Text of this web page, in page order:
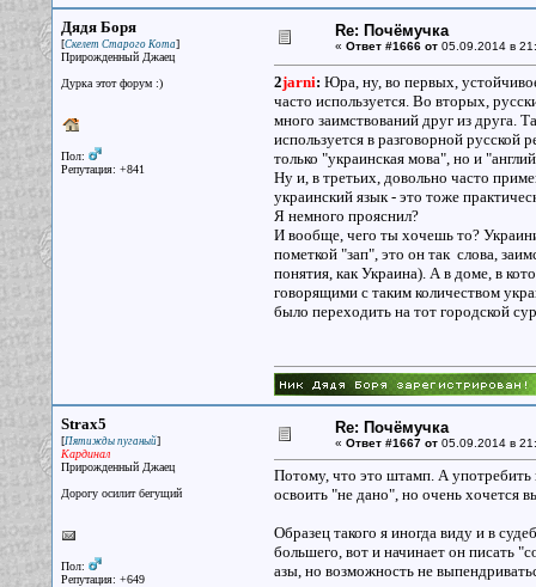
Дядя Боря
[Скелет Старого Кота]
Прирожденный Джаец
Дурка этот форум :)
Пол:
Репутация: +841
Re: Почёмучка
« Ответ #1666 от05.09.2014 в
2jarni: Юра, ну, во первых,
часто используется. Во вторых,
много заимствований друг из друга.
используется в разговорной
только "украинская мова", но и
Ну и, в третьих, довольно часто
украинский язык - это тоже
Я немного прояснил?
И вообще, чего ты хочешь то?
пометкой "зап", это он так слова,
понятия, как Украина). А в доме, в
говорящими с таким количеством
было переходить на тот городской
Strax5
[Пятижды пуганый]
Кардинал
Прирожденный Джаец
Дорогу осилит бегущий
Пол:
Репутация: +649
Re: Почёмучка
« Ответ #1667 от05.09.2014 в
Потому, что это штамп. А употребить
освоить "не дано", но очень хочется
Образец такого я иногда виду и в
большего, вот и начинает он писать
азы, но возможность не